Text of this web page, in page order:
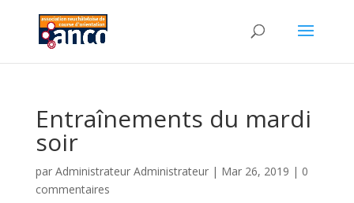
Entraînements du mardi
soir
par Administrateur Administrateur| Mar 26, 2019 | 0
commentaires